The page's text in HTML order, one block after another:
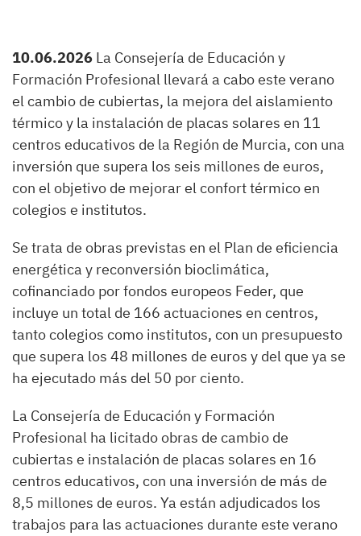
10.06.2026 La Consejería de Educación y
Formación Profesional llevará a cabo este verano
el cambio de cubiertas, la mejora del aislamiento
térmico y la instalación de placas solares en 11
centros educativos de la Región de Murcia, con una
inversión que supera los seis millones de euros,
con el objetivo de mejorar el confort térmico en
colegios e institutos.
Se trata de obras previstas en el Plan de eficiencia
energética y reconversión bioclimática,
cofinanciado por fondos europeos Feder, que
incluye un total de 166 actuaciones en centros,
tanto colegios como institutos, con un presupuesto
que supera los 48 millones de euros y del que ya se
ha ejecutado más del 50 por ciento.
La Consejería de Educación y Formación
Profesional ha licitado obras de cambio de
cubiertas e instalación de placas solares en 16
centros educativos, con una inversión de más de
8,5 millones de euros. Ya están adjudicados los
trabajos para las actuaciones durante este verano